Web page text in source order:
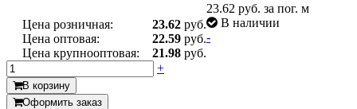
Цена розничная: 23.62 руб.
Цена оптовая:
22.59 руб.
Цена крупнооптовая:
21.98 руб.
23.62 руб. за пог. м
В наличии
-
+
В корзину
Оформить заказ